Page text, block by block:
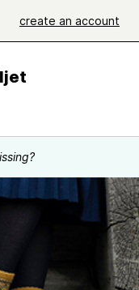
create an account